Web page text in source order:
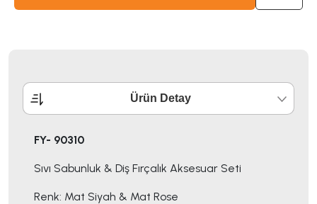
Ürün Detay
FY- 90310
Sıvı Sabunluk & Diş Fırçalık Aksesuar Seti
Renk: Mat Siyah & Mat Rose